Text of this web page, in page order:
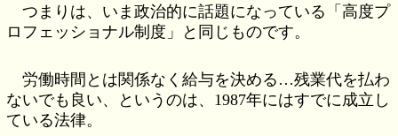
つまりは、いま政治的に話題になっている「高度プ
ロフェッショナル制度」と同じものです。
労働時間とは関係なく給与を決める…残業代を払わ
ないでも良い、というのは、1987年にはすでに成立し
ている法律。